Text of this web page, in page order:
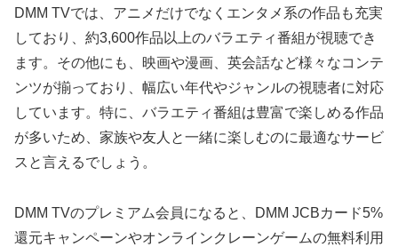
DMM TVでは、アニメだけでなくエンタメ系の作品も充実
しており、約3,600作品以上のバラエティ番組が視聴でき
ます。その他にも、映画や漫画、英会話など様々なコンテ
ンツが揃っており、幅広い年代やジャンルの視聴者に対応
しています。特に、バラエティ番組は豊富で楽しめる作品
が多いため、家族や友人と一緒に楽しむのに最適なサービ
スと言えるでしょう。
DMM TVのプレミアム会員になると、DMM JCBカード5%
還元キャンペーンやオンラインクレーンゲームの無料利用